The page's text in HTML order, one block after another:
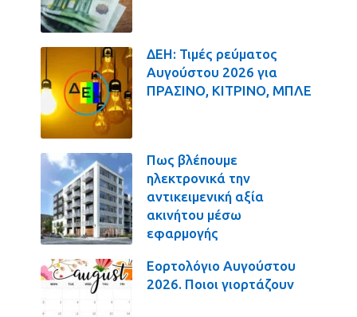
ΔΕΗ: Τιμές ρεύματος
Αυγούστου 2026 για
ΠΡΑΣΙΝΟ, ΚΙΤΡΙΝΟ, ΜΠΛΕ
Πως βλέπουμε
ηλεκτρονικά την
αντικειμενική αξία
ακινήτου μέσω
εφαρμογής
Εορτολόγιο Αυγούστου
2026. Ποιοι γιορτάζουν